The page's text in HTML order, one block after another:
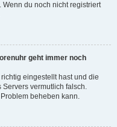
du noch nicht registriert
geht immer noch
eingestellt hast und die
Servers vermutlich falsch.
beheben kann.